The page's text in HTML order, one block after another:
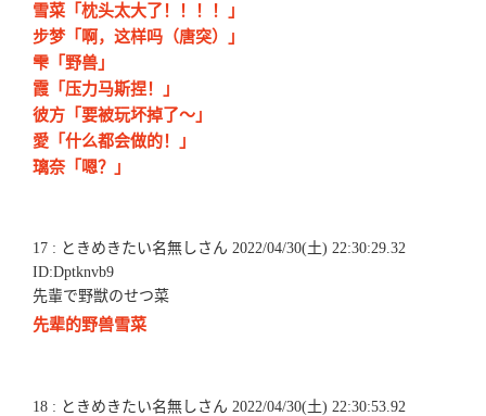
雪菜「枕头太大了！！！！」
步梦「啊，这样吗（唐突）」
雫「野兽」
霞「压力马斯捏！」
彼方「要被玩坏掉了～」
愛「什么都会做的！」
璃奈「嗯？」
17 : ときめきたい名無しさん 2022/04/30(土) 22:30:29.32
ID:Dptknvb9
先輩で野獣のせつ菜
先辈的野兽雪菜
18 : ときめきたい名無しさん 2022/04/30(土) 22:30:53.92